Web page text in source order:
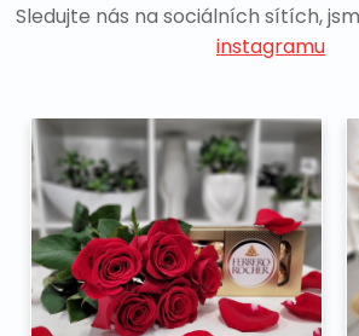
Sledujte nás na sociálních sítích,
instagramu